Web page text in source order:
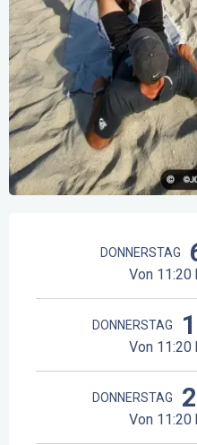
DONNERSTAG
Von 11:20
DONNERSTAG
Von 11:20
DONNERSTAG
Von 11:20